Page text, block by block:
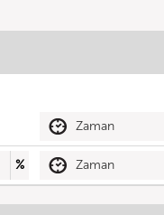
Zaman
% Zaman